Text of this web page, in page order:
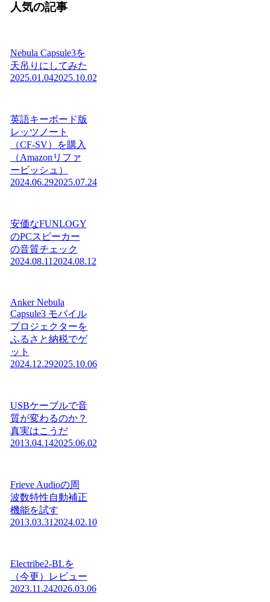
人気の記事
Nebula Capsule3を
天吊りにしてみた
2025.01.042025.10.02
英語キーボード版
レッツノート
（CF-SV）を購入
（Amazonリファ
ービッシュ）
2024.06.292025.07.24
安価なFUNLOGY
のPCスピーカー
の音質チェック
2024.08.11 2024.08.12
Anker Nebula
Capsule3 モバイル
プロジェクターを
ふるさと納税でゲ
ット
2024.12.292025.10.06
USBケーブルで音
質が変わるのか？
真実はこうだ
2013.04.142025.06.02
Frieve Audioの周
波数特性自動補正
機能を試す
2013.03.31 2024.02.10
Electribe2-BLを
（今更）レビュー
2023.11.242026.03.06